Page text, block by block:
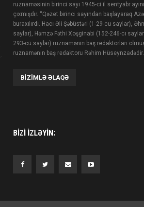
ruznaməsinin birinci sayı 1945-ci il sentyabr
çıxmışdır. “Qəzet birinci sayından başlayaraq
buraxılırdı. Hacı Əli Şəbüstəri (1-29-cu saylar),
saylar), Həmzə Fəthi Xoşginabi (152-246-cı
293-cü saylar) ruznamənin baş redaktorları
ruznamənin baş redaktoru Rəhim Hüseynzadədir.
BIZIMLƏ ƏLAQƏ
BIZI IZLƏYIN: